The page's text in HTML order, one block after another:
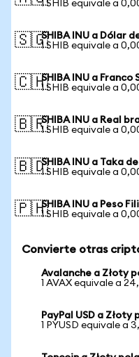
1 SHIB equivale a
🇸🇬SHIBA INU a Dólar
1 SHIB equivale a
🇨🇭SHIBA INU a Franco
1 SHIB equivale a
🇧🇷SHIBA INU a Real
1 SHIB equivale a
🇧🇩SHIBA INU a Taka
1 SHIB equivale a
🇵🇭SHIBA INU a Peso
1 SHIB equivale a
Convierte otras
Avalanche a Złoty
1 AVAX equivale a
PayPal USD a Złoty
1 PYUSD equivale a